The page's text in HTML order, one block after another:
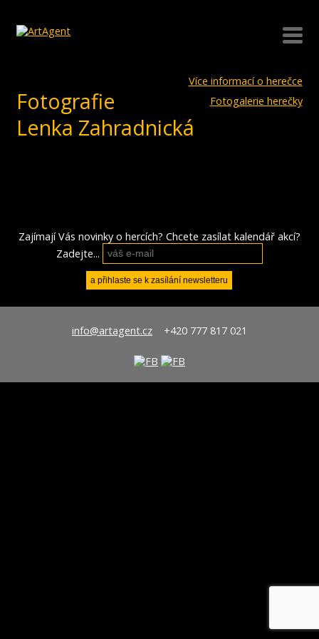
Více informací o herečce
Fotogalerie herečky
Fotografie
Lenka Zahradnická
Zajímají Vás novinky o hercích? Chcete zasílat kalendář akcí?
Zadejte...
info@artagent.cz+420 777 817 021